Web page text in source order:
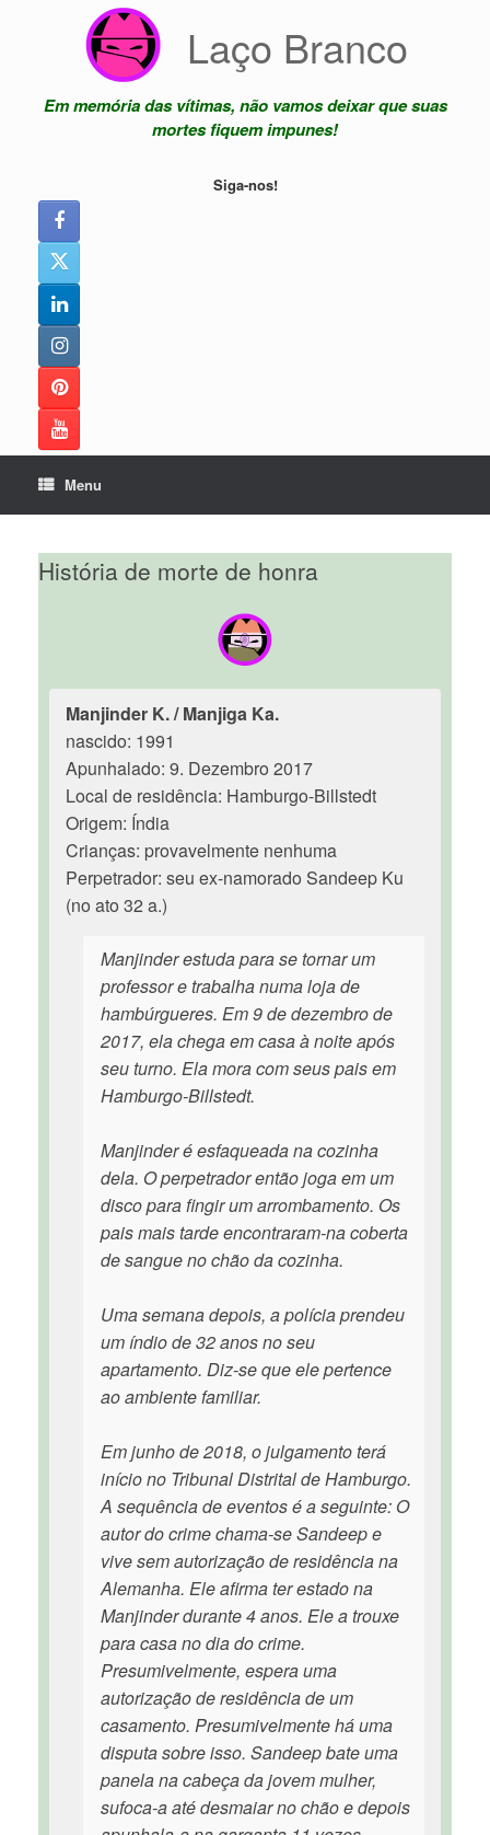
Laço Branco
Em memória das vítimas, não vamos deixar que suas
mortes fiquem impunes!
Siga-nos!
Menu
História de morte de honra
Manjinder K. / Manjiga Ka.
nascido: 1991
Apunhalado: 9. Dezembro 2017
Local de residência: Hamburgo-Billstedt
Origem: Índia
Crianças: provavelmente nenhuma
Perpetrador: seu ex-namorado Sandeep Ku
(no ato 32 a.)
Manjinder estuda para se tornar um
professor e trabalha numa loja de
hambúrgueres. Em 9 de dezembro de
2017, ela chega em casa à noite após
seu turno. Ela mora com seus pais em
Hamburgo-Billstedt.
Manjinder é esfaqueada na cozinha
dela. O perpetrador então joga em um
disco para fingir um arrombamento. Os
pais mais tarde encontraram-na coberta
de sangue no chão da cozinha.
Uma semana depois, a polícia prendeu
um índio de 32 anos no seu
apartamento. Diz-se que ele pertence
ao ambiente familiar.
Em junho de 2018, o julgamento terá
início no Tribunal Distrital de Hamburgo.
A sequência de eventos é a seguinte: O
autor do crime chama-se Sandeep e
vive sem autorização de residência na
Alemanha. Ele afirma ter estado na
Manjinder durante 4 anos. Ele a trouxe
para casa no dia do crime.
Presumivelmente, espera uma
autorização de residência de um
casamento. Presumivelmente há uma
disputa sobre isso. Sandeep bate uma
panela na cabeça da jovem mulher,
sufoca-a até desmaiar no chão e depois